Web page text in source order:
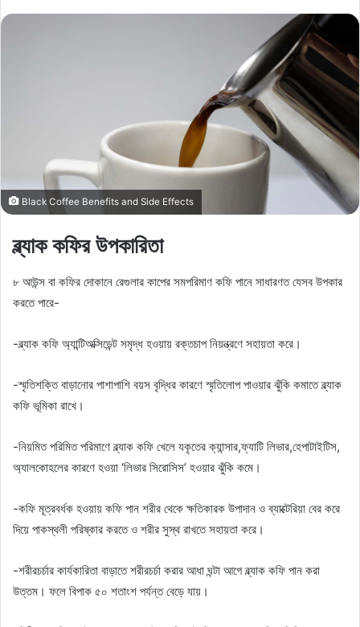
Black Coffee Benefits and Side Effects
ব্ল্যাক কফির উপকারিতা
৮ আউন্স বা কফির দোকানে রেগুলার কাপের সমপরিমাণ কফি পানে সাধারণত যেসব উপকার
করতে পারে-
-ব্ল্যাক কফি অ্যান্টিঅক্সিডেন্ট সমৃদ্ধ হওয়ায় রক্তচাপ নিয়ন্ত্রণে সহায়তা করে।
-স্মৃতিশক্তি বাড়ানোর পাশাপাশি বয়স বৃদ্ধির কারণে স্মৃতিলোপ পাওয়ার ঝুঁকি কমাতে ব্ল্যাক
কফি ভূমিকা রাখে।
-নিয়মিত পরিমিত পরিমাণে ব্ল্যাক কফি খেলে যকৃতের ক্যান্সার,ফ্যাটি লিভার,হেপাটাইটিস,
অ্যালকোহলের কারণে হওয়া ‘লিভার সিরোসিস’ হওয়ার ঝুঁকি কমে।
-কফি মূত্রবর্ধক হওয়ায় কফি পান শরীর থেকে ক্ষতিকারক উপাদান ও ব্যাক্টেরিয়া বের করে
দিয়ে পাকস্থলী পরিষ্কার করতে ও শরীর সুস্থ রাখতে সহায়তা করে।
-শরীরচর্চার কার্যকারিতা বাড়াতে শরীরচর্চা করার আধা ঘন্টা আগে ব্ল্যাক কফি পান করা
উত্তম। ফলে বিপাক ৫০ শতাংশ পর্যন্ত বেড়ে যায়।